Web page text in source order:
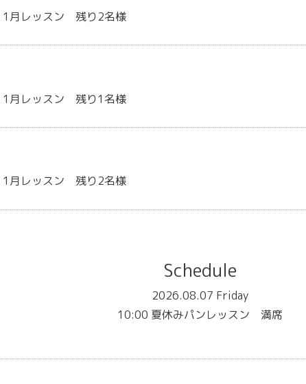
1月レッスン 残り2名様
1月レッスン 残り1名様
1月レッスン 残り2名様
Schedule
2026.08.07 Friday
10:00 夏休みパンレッスン 満席